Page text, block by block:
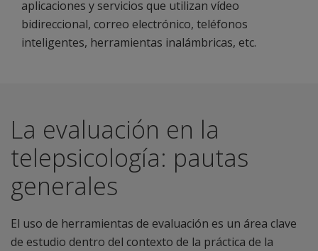
aplicaciones y servicios que utilizan vídeo
bidireccional, correo electrónico, teléfonos
inteligentes, herramientas inalámbricas, etc.
La evaluación en la
telepsicología: pautas
generales
El uso de herramientas de evaluación es un área clave
de estudio dentro del contexto de la práctica de la